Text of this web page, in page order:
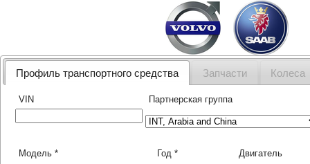
Профиль транспортного средства Запчасти Колеса
VIN Партнерская группа
Модель * Год * Двигатель